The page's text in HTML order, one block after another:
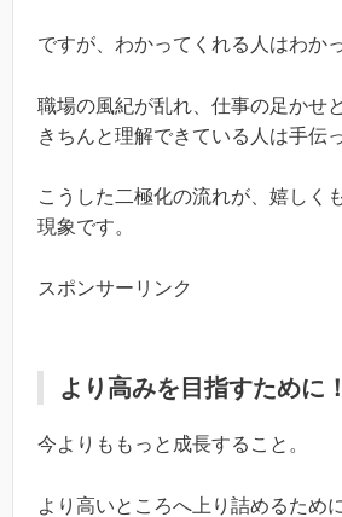
ですが、わかってくれる人はわか
職場の風紀が乱れ、仕事の足かせ
きちんと理解できている人は手伝
こうした二極化の流れが、嬉しく
現象です。
スポンサーリンク
より高みを目指すために！
今よりももっと成長すること。
より高いところへ上り詰めるため